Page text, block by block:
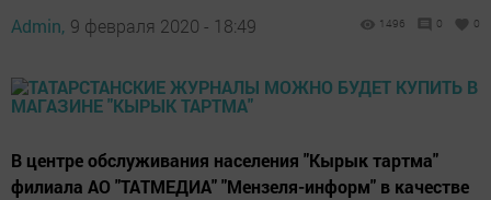
Admin, 9 февраля 2020 - 18:49 1496 0 0
В центре обслуживания населения "Кырык тартма"
филиала АО "ТАТМЕДИА" "Мензеля-информ" в качестве